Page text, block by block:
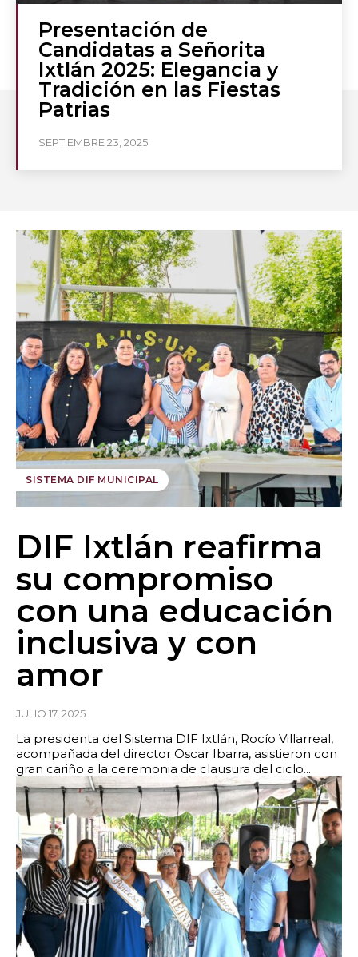
Presentación de
Candidatas a Señorita
Ixtlán 2025: Elegancia y
Tradición en las Fiestas
Patrias
SEPTIEMBRE 23, 2025
SISTEMA DIF MUNICIPAL
DIF Ixtlán reafirma
su compromiso
con una educación
inclusiva y con
amor
JULIO 17, 2025
La presidenta del Sistema DIF Ixtlán, Rocío Villarreal,
acompañada del director Oscar Ibarra, asistieron con
gran cariño a la ceremonia de clausura del ciclo...